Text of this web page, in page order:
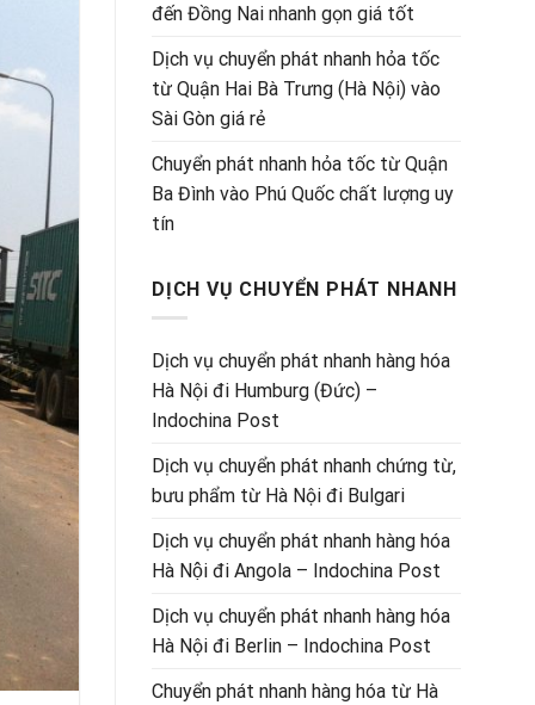
đến Đồng Nai nhanh gọn giá tốt
Dịch vụ chuyển phát nhanh hỏa tốc
từ Quận Hai Bà Trưng (Hà Nội) vào
Sài Gòn giá rẻ
Chuyển phát nhanh hỏa tốc từ Quận
Ba Đình vào Phú Quốc chất lượng uy
tín
DỊCH VỤ CHUYỂN PHÁT NHANH
Dịch vụ chuyển phát nhanh hàng hóa
Hà Nội đi Humburg (Đức) –
Indochina Post
Dịch vụ chuyển phát nhanh chứng từ,
bưu phẩm từ Hà Nội đi Bulgari
Dịch vụ chuyển phát nhanh hàng hóa
Hà Nội đi Angola – Indochina Post
Dịch vụ chuyển phát nhanh hàng hóa
Hà Nội đi Berlin – Indochina Post
Chuyển phát nhanh hàng hóa từ Hà